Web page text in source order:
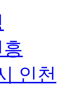
인천